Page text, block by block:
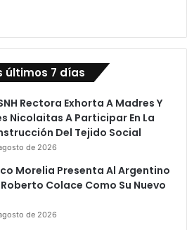
últimos 7 días
Rectora Exhorta A Madres Y
Nicolaitas A Participar En La
Del Tejido Social
de 2026
Morelia Presenta Al Argentino
Colace Como Su Nuevo
de 2026